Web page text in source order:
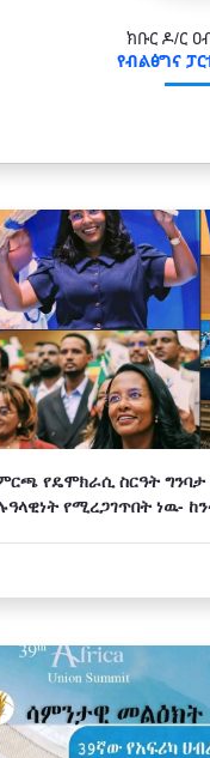
ክቡር ዶ/ር
የብልፅግና
የዴሞክራሲ ስርዓት
የሚረጋገጥበት ነዉ-